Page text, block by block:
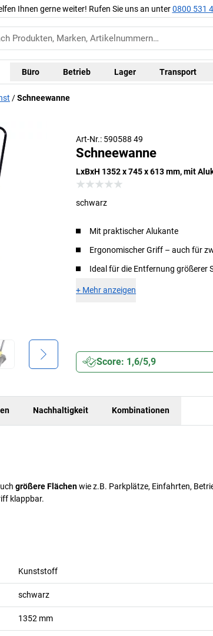
Ihnen gerne weiter! Rufen Sie uns an unter0800 531
Büro Betrieb Lager Transport
Schneewanne
Art-Nr.: 590588 49
Schneewanne
LxBxH 1352 x 745 x 613 mm, mit
schwarz
Mit praktischer Alukante
Ergonomischer Griff – auch für
Ideal für die Entfernung größerer
+ Mehr anzeigen
Score: 1,6/5,9
Nachhaltigkeit Kombinationen
größere Flächenwie z.B. Parkplätze, Einfahrten,
klappbar.
Kunststoff
schwarz
1352 mm